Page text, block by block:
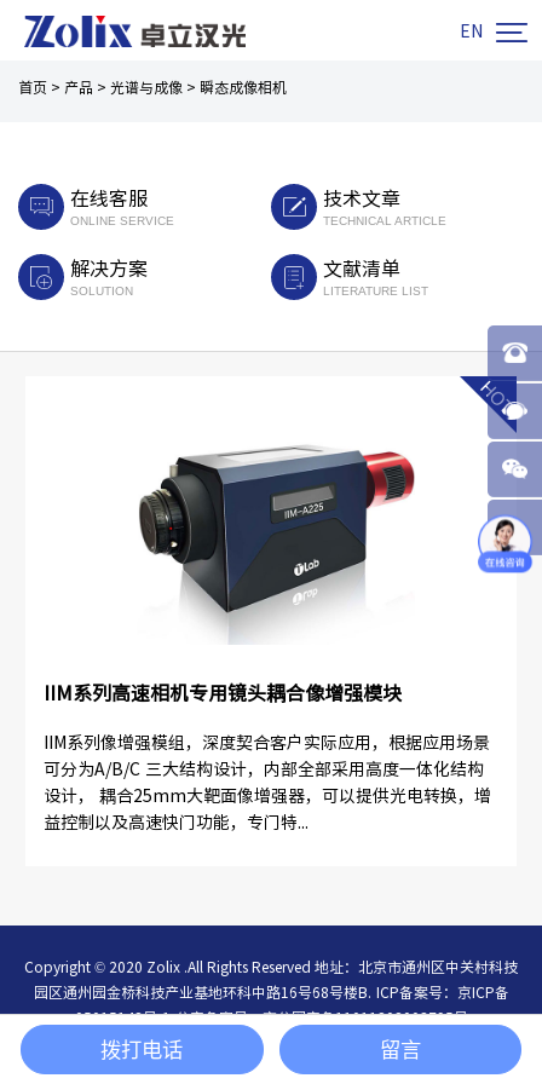
EN 
首页 > 产品 > 光谱与成像 > 瞬态成像相机
在线客服
ONLINE SERVICE
技术文章
TECHNICAL ARTICLE
解决方案
SOLUTION
文献清单
LITERATURE LIST
IIM系列高速相机专用镜头耦合像增强模块
IIM系列像增强模组，深度契合客户实际应用，根据应用场景
可分为A/B/C 三大结构设计，内部全部采用高度一体化结构
设计， 耦合25mm大靶面像增强器，可以提供光电转换，增
益控制以及高速快门功能，专门特...
Copyright © 2020 Zolix .All Rights Reserved 地址：北京市通州区中关村科技
园区通州园金桥科技产业基地环科中路16号68号楼B.
ICP备案号： 京ICP备
05015148号-1 公安备案号：京公网安备11011202003795号
简体中文
English
拨打电话 留言